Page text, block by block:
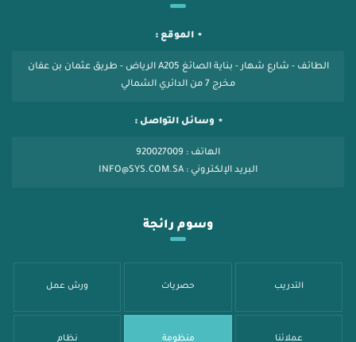
الموقع :
الطائف - شارع شهار - بناية الصائغ A205 الرياض - طريق عثمان بن عفان
مخرج 7 من الدائري الشمالي
وسائل التواصل :
الهاتف : 920027009
البريد الإلكتروني : INFO@SYS.COM.SA
وسوم رائجة
التدريب حصريات ورش عمل
عملائنا منظومة نظام